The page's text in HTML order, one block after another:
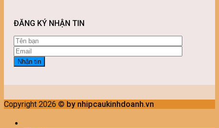
ĐĂNG KÝ NHẬN TIN
Copyright 2026 © by nhipcaukinhdoanh.vn